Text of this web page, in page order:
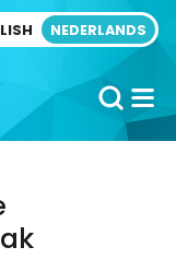
NEDERLANDS